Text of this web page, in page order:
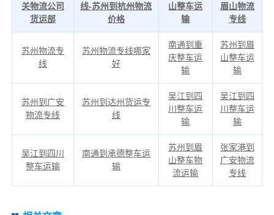
关物流公司
货运部
线-苏州到杭州物流
价格
山整车运
输
眉山物流
专线
苏州物流专
线
苏州物流专线哪家
好
南通到重
庆整车运
输
苏州到眉
山整车运
输
苏州到广安
物流专线
苏州到达州货运专
线
吴江到四
川整车运
输
吴江到四
川整车运
输
吴江到四川
整车运输
南通到承德整车运
输
苏州到眉
山整车物
流运输
张家港到
广安物流
专线